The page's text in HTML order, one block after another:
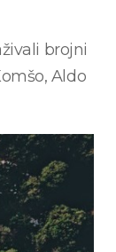
brojni
Aldo